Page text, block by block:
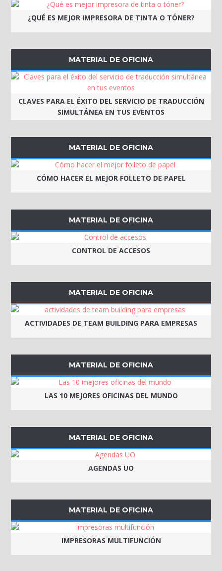
¿QUÉ ES MEJOR IMPRESORA DE TINTA O TÓNER?
MATERIAL DE OFICINA
CLAVES PARA EL ÉXITO DEL SERVICIO DE TRADUCCIÓN
SIMULTÁNEA EN TUS EVENTOS
MATERIAL DE OFICINA
CÓMO HACER EL MEJOR FOLLETO DE PAPEL
MATERIAL DE OFICINA
CONTROL DE ACCESOS
MATERIAL DE OFICINA
ACTIVIDADES DE TEAM BUILDING PARA EMPRESAS
MATERIAL DE OFICINA
LAS 10 MEJORES OFICINAS DEL MUNDO
MATERIAL DE OFICINA
AGENDAS UO
MATERIAL DE OFICINA
IMPRESORAS MULTIFUNCIÓN